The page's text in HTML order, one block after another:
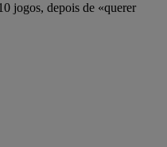
jogos, depois de «querer